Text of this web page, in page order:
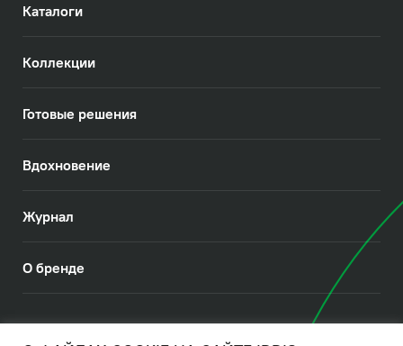
Каталоги
Коллекции
Готовые решения
Вдохновение
Журнал
О бренде